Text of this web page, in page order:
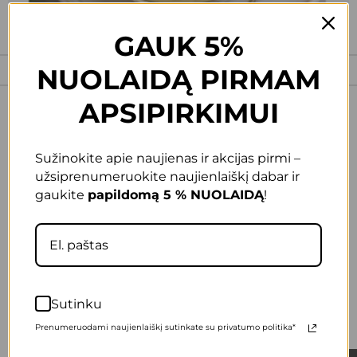
Mitybos planai
Mitybos planas 3
25,00€ 13,00
GAUK 5%
NUOLAIDĄ PIRMAM
APSIPIRKIMUI
Sužinokite apie naujienas ir akcijas pirmi –
užsiprenumeruokite naujienlaiškį dabar ir
gaukite papildomą 5 % NUOLAIDĄ!
Sutinku
Prenumeruodami naujienlaiškį sutinkate su privatumo politika*